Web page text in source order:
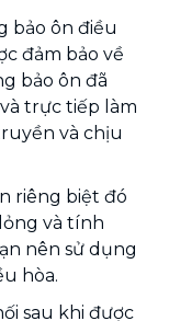
bảo ôn điều
đảm bảo về
bảo ôn đã
trực tiếp làm
và chịu
riêng biệt đó
và tính
nên sử dụng
hòa.
sau khi được